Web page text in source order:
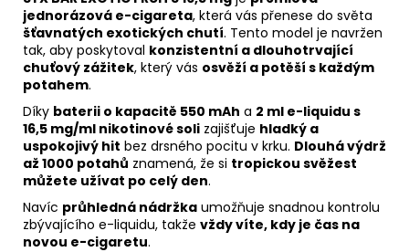
jednorázová e-cigareta, která vás přenese do světa
šťavnatých exotických chutí. Tento model je navržen
tak, aby poskytoval konzistentní a dlouhotrvající
chuťový zážitek, který vás osvěží a potěší s každým
potahem.
Díky baterii o kapacitě 550 mAh a 2 ml e-liquidu s
16,5 mg/ml nikotinové soli zajišťuje hladký a
uspokojivý hit bez drsného pocitu v krku. Dlouhá výdrž
až 1000 potahů znamená, že si tropickou svěžest
můžete užívat po celý den.
Navíc průhledná nádržka umožňuje snadnou kontrolu
zbývajícího e-liquidu, takže vždy víte, kdy je čas na
novou e-cigaretu.